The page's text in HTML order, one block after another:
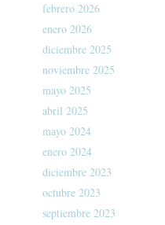
febrero 2026
enero 2026
diciembre 2025
noviembre 2025
mayo 2025
abril 2025
mayo 2024
enero 2024
diciembre 2023
octubre 2023
septiembre 2023